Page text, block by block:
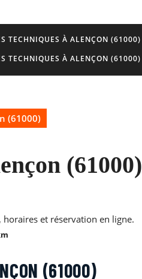
TECHNIQUES À ALENÇON (61000)
TECHNIQUES À ALENÇON (61000)
(61000)
(61000)
et réservation en ligne.
(61000)